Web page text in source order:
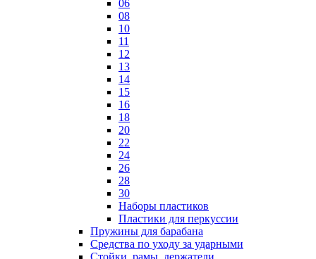
06
08
10
11
12
13
14
15
16
18
20
22
24
26
28
30
Наборы пластиков
Пластики для перкуссии
Пружины для барабана
Средства по уходу за ударными
Стойки, рамы, держатели